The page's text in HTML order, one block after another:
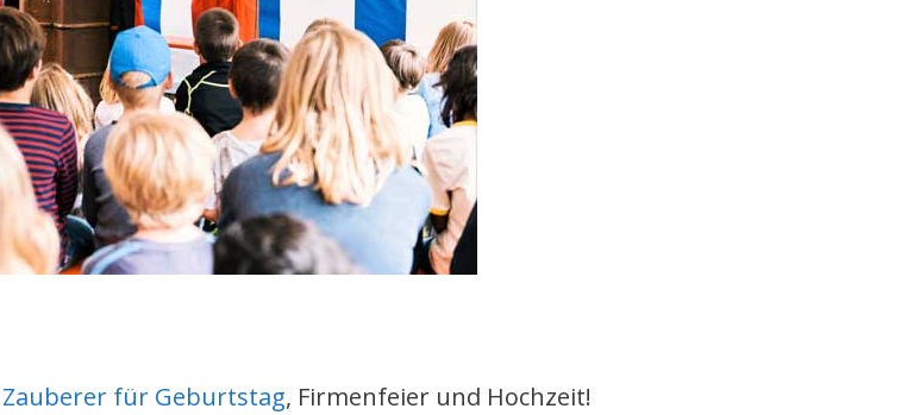
Zauberer für Geburtstag, Firmenfeier und Hochzeit!